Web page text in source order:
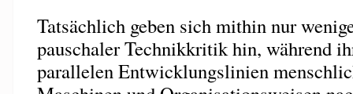
Tatsächlich geben sich mithin nur
pauschaler Technikkritik hin, während
parallelen Entwicklungslinien